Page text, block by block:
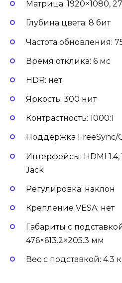
Матрица: 1920×1080,
Глубина цвета: 8 бит
Частота обновления:
Время отклика: 6 мс
HDR: нет
Яркость: 300 нит
Контрастность: 1000:1
Поддержка FreeSync/
Интерфейсы: HDMI 1.4,
Jack
Регулировка: наклон
Крепление VESA: нет
Габариты с
476×613.2×205.3 мм
Вес с подставкой: 4.3